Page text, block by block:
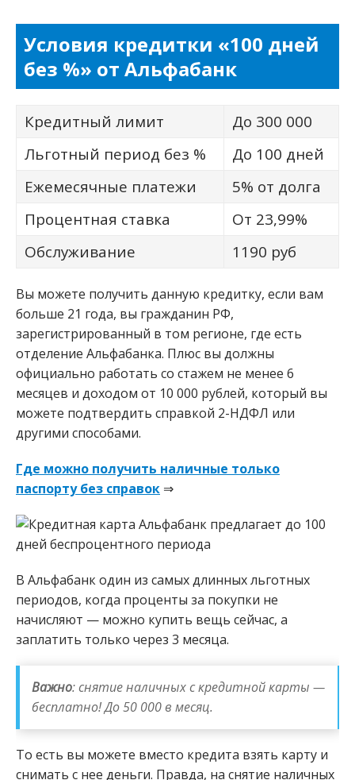
Условия кредитки «100 дней
без %» от Альфабанк
Кредитный лимит
До 300 000
Льготный период без %
До 100 дней
Ежемесячные платежи
5% от долга
Процентная ставка
От 23,99%
Обслуживание
1190 руб
Вы можете получить данную кредитку, если вам
больше 21 года, вы гражданин РФ,
зарегистрированный в том регионе, где есть
отделение Альфабанка. Плюс вы должны
официально работать со стажем не менее 6
месяцев и доходом от 10 000 рублей, который вы
можете подтвердить справкой 2-НДФЛ или
другими способами.
Где можно получить наличные только
паспорту без справок ⇒
В Альфабанк один из самых длинных льготных
периодов, когда проценты за покупки не
начисляют — можно купить вещь сейчас, а
заплатить только через 3 месяца.
Важно: снятие наличных с кредитной карты —
бесплатно! До 50 000 в месяц.
То есть вы можете вместо кредита взять карту и
снимать с нее деньги. Правда, на снятие наличных